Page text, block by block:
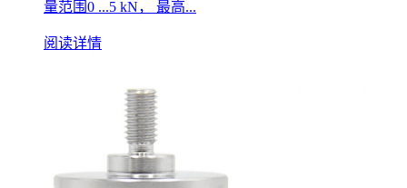
量范围0 ...5 kN， 最高...
阅读详情